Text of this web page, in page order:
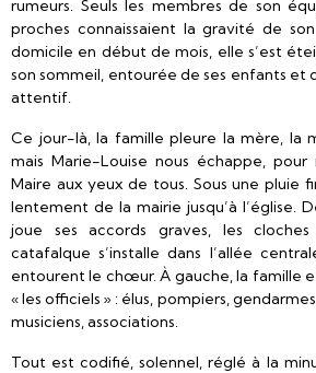
rumeurs. Seuls les membres de son
proches connaissaient la gravité de
domicile en début de mois, elle s’est
son sommeil, entourée de ses enfants et
attentif.
Ce jour-là, la famille pleure la mère, la
mais Marie-Louise nous échappe,
Maire aux yeux de tous. Sous une pluie
lentement de la mairie jusqu’à l’église.
joue ses accords graves, les
catafalque s’installe dans l’allée
entourent le chœur. À gauche, la famille
« les officiels » : élus, pompiers,
musiciens, associations.
Tout est codifié, solennel, réglé à la